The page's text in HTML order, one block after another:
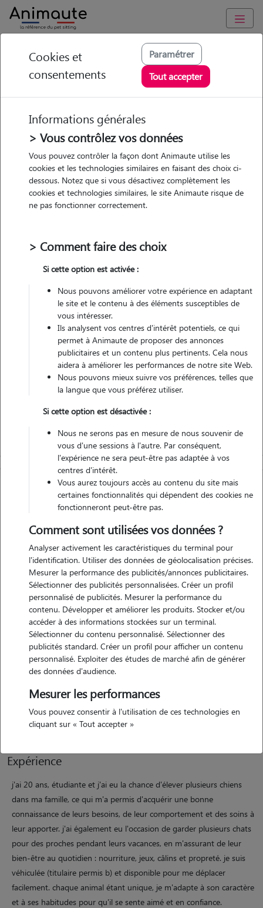
Animaute Centre-Val-de-Loire Indre-et-Loire/Semblançay
Cléa - Petsitter à
BEAUMONT
LOUESTAULT
• 22 ans
1 animal
Véhiculé
Contacter
L'envoi d'une demande est sans engagement
Motivation
depuis toujours, les animaux occupent une place essentielle dans ma
vie. j'ai grandi entourée de chiens, lapins... leur présence m'apporte
beaucoup de joie et de sérénité. aujourd'hui, je souhaite mettre cette
passion au service des autres en proposant mes services de pet
sitting. je suis attentive, patiente et très affectueuse avec les animaux.
j'aime créer un lien de confiance avec eux pour qu'ils se sentent en
d'eux n'est pas un simple travail pour moi, c'est un réel plaisir et un
engagement.
Expérience
j'ai 20 ans, étudiante et j'ai eu la chance d'élever plusieurs chiens
dans ma famille, ce qui m'a permis d'acquérir une bonne
connaissance de leurs besoins, de leur comportement et des soins à
leur apporter. j'ai également eu l'occasion de garder plusieurs chats
pour des proches pendant leurs vacances, en m'assurant de leur
bien-être au quotidien : nourriture, jeux, câlins et propreté. je suis
véhiculée (titulaire permis b) et disponible pour me déplacer
facilement. chaque animal étant unique, je m'adapte à son caractère
et à ses habitudes pour qu'il se sente aimé et en confiance.
Cookies et
consentements
Paramétrer
Tout accepter
Informations générales
> Vous contrôlez vos données
Vous pouvez contrôler la façon dont Animaute utilise les
cookies et les technologies similaires en faisant des choix ci-
dessous. Notez que si vous désactivez complètement les
cookies et technologies similaires, le site Animaute risque de
ne pas fonctionner correctement.
> Comment faire des choix
Si cette option est activée :
Nous pouvons améliorer votre expérience en adaptant
le site et le contenu à des éléments susceptibles de
vous intéresser.
Ils analysent vos centres d'intérêt potentiels, ce qui
permet à Animaute de proposer des annonces
publicitaires et un contenu plus pertinents. Cela nous
aidera à améliorer les performances de notre site Web.
Nous pouvons mieux suivre vos préférences, telles que
la langue que vous préférez utiliser.
Si cette option est désactivée :
Nous ne serons pas en mesure de nous souvenir de
vous d'une sessions à l'autre. Par conséquent,
l'expérience ne sera peut-être pas adaptée à vos
centres d'intérêt.
Vous aurez toujours accès au contenu du site mais
certaines fonctionnalités qui dépendent des cookies ne
fonctionneront peut-être pas.
Comment sont utilisées vos données ?
Analyser activement les caractéristiques du terminal pour
l'identification. Utiliser des données de géolocalisation précises.
Mesurer la performance des publicités/annonces publicitaires.
Sélectionner des publicités personnalisées. Créer un profil
personnalisé de publicités. Mesurer la performance du
contenu. Développer et améliorer les produits. Stocker et/ou
accéder à des informations stockées sur un terminal.
Sélectionner du contenu personnalisé. Sélectionner des
publicités standard. Créer un profil pour afficher un contenu
personnalisé. Exploiter des études de marché afin de générer
des données d'audience.
Mesurer les performances
Vous pouvez consentir à l'utilisation de ces technologies en
cliquant sur « Tout accepter »